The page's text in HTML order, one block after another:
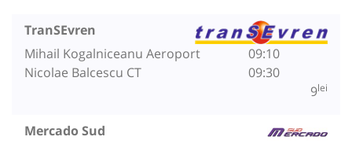
TranSEvren
Mihail Kogalniceanu Aeroport
Nicolae Balcescu CT
09:10
09:30
9lei
Mercado Sud